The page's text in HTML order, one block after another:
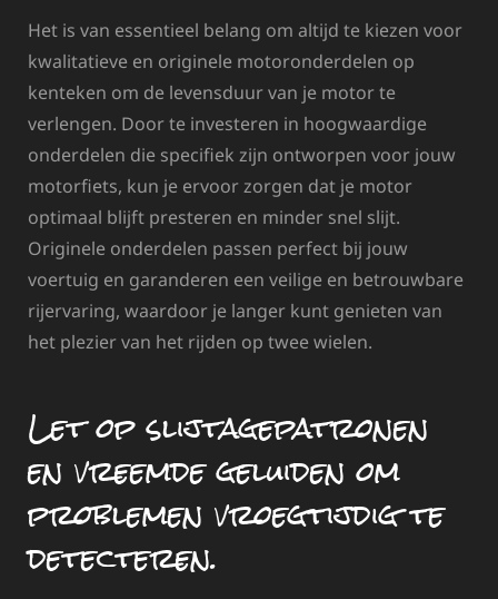
Het is van essentieel belang om altijd te kiezen voor
kwalitatieve en originele motoronderdelen op
kenteken om de levensduur van je motor te
verlengen. Door te investeren in hoogwaardige
onderdelen die specifiek zijn ontworpen voor jouw
motorfiets, kun je ervoor zorgen dat je motor
optimaal blijft presteren en minder snel slijt.
Originele onderdelen passen perfect bij jouw
voertuig en garanderen een veilige en betrouwbare
rijervaring, waardoor je langer kunt genieten van
het plezier van het rijden op twee wielen.
Let op slijtagepatronen
en vreemde geluiden om
problemen vroegtijdig te
detecteren.